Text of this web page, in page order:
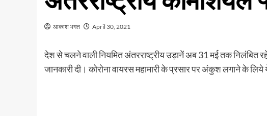
आकाश भगत April 30, 2021
देश से चलने वाली नियमित अंतरराष्ट्रीय उड़ानें अब 31 मई तक निलंबित
जानकारी दी। कोरोना वायरस महामारी के प्रसार पर अंकुश लगाने के लिये